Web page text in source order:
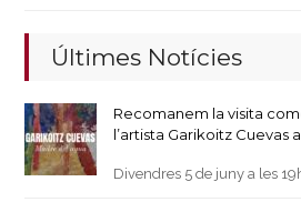
Últimes Notícies
Recomanem la visita
l’artista Garikoitz Cuevas
Divendres 5 de juny a les